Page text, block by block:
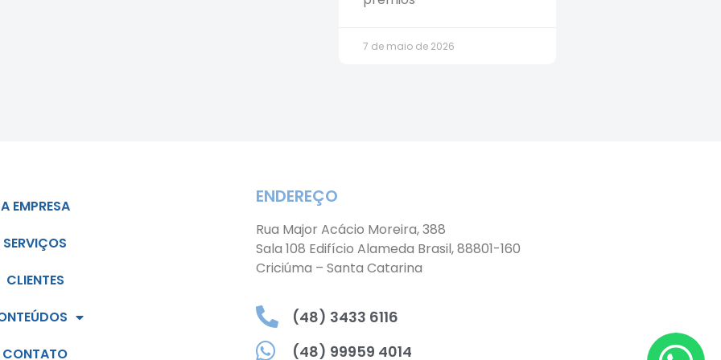
7 de maio de 2026
A EMPRESA
SERVIÇOS
CLIENTES
CONTATO
ENDEREÇO
Rua Major Acácio Moreira, 388
Sala 108 Edifício Alameda Brasil, 88801-160
Criciúma – Santa Catarina
(48) 3433 6116
(48) 99959 4014